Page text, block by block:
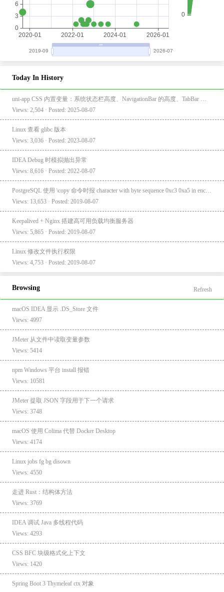
Today In History
Views: 2,504 · Posted: 2025-08-07
Linux 查看 glibc 版本
Views: 3,036 · Posted: 2023-08-07
IDEA Debug 时模拟抛出异常
Views: 8,616 · Posted: 2022-08-07
Views: 13,653 · Posted: 2019-08-07
Keepalived + Nginx 搭建高可用负载均衡服务器
Views: 5,865 · Posted: 2019-08-07
Linux 修改文件执行权限
Views: 4,753 · Posted: 2019-08-07
Browsing Refresh
macOS IDEA 显示 .DS_Store 文件
Views: 4997
JMeter 从文件中读取变量参数
Views: 5414
npm Windows 平台 install 报错
Views: 10581
JMeter 提取 JSON 字段用于下一个请求
Views: 3748
macOS 使用 Colima 代替 Docker Desktop
Views: 4174
Linux jobs fg bg disown
Views: 4550
走进 Rust：结构体方法
Views: 3769
IDEA 调试 Java 多线程代码
Views: 4293
CSS BFC 块级格式化上下文
Views: 1420
Spring Boot 3 Thymeleaf ctx 对象